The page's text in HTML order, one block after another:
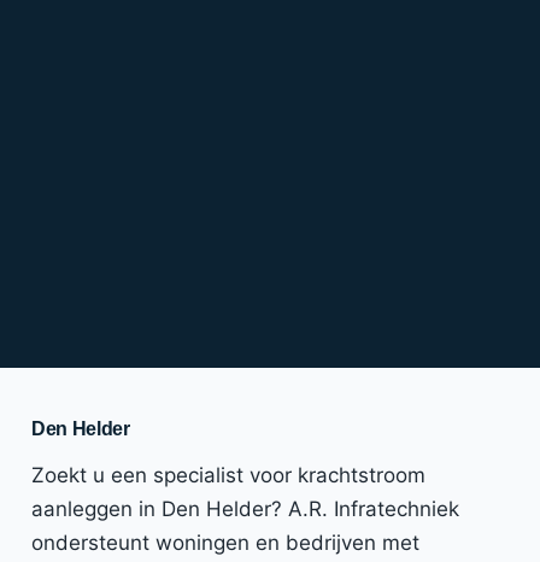
Den Helder
Zoekt u een specialist voor krachtstroom
aanleggen in Den Helder? A.R. Infratechniek
ondersteunt woningen en bedrijven met